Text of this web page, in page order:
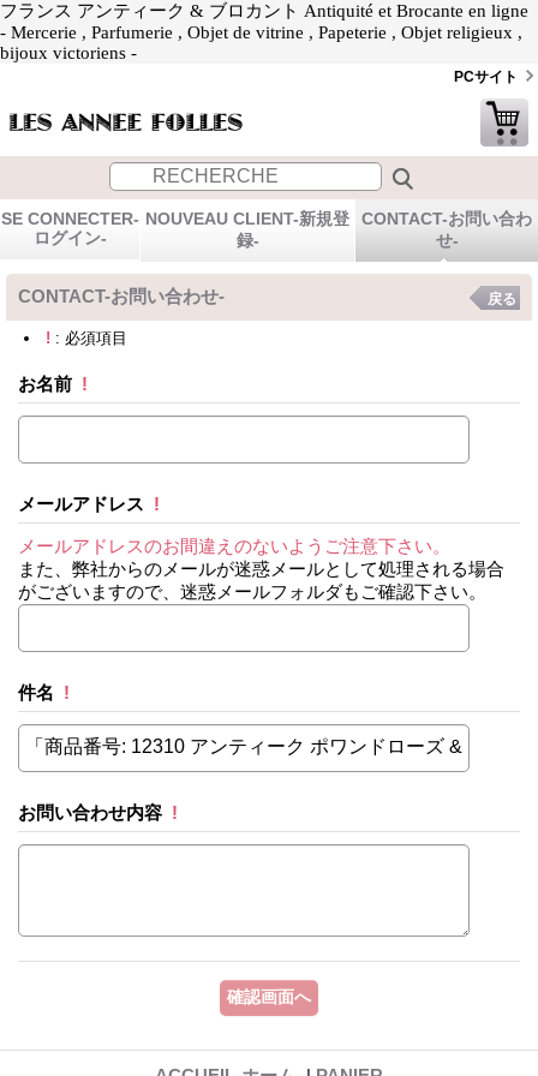
フランス アンティーク & ブロカント Antiquité et Brocante en ligne
- Mercerie , Parfumerie , Objet de vitrine , Papeterie , Objet religieux ,
bijoux victoriens -
PCサイト
SE CONNECTER-
ログイン-
NOUVEAU CLIENT-新規登
録-
CONTACT-お問い合わ
せ-
CONTACT-お問い合わせ- 戻る
! : 必須項目
お名前 !
メールアドレス !
メールアドレスのお間違えのないようご注意下さい。
また、弊社からのメールが迷惑メールとして処理される場合
がございますので、迷惑メールフォルダもご確認下さい。
件名 !
お問い合わせ内容 !